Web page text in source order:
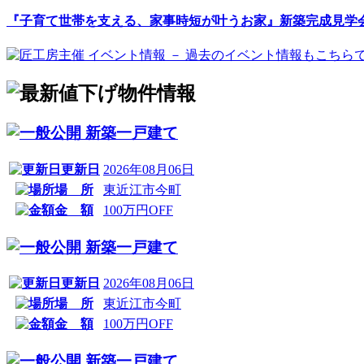
『子育て世帯を支える、家事時短が叶うお家』新築完成見学
新築一戸建て
更新日 2026年08月06日
場 所
東近江市今町
金 額
100万円OFF
新築一戸建て
更新日 2026年08月06日
場 所
東近江市今町
金 額
100万円OFF